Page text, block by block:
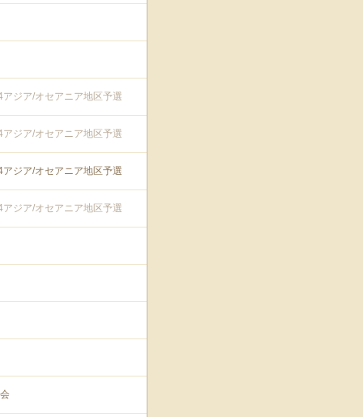
ジア/オセアニア地区予選
ジア/オセアニア地区予選
ジア/オセアニア地区予選
ジア/オセアニア地区予選